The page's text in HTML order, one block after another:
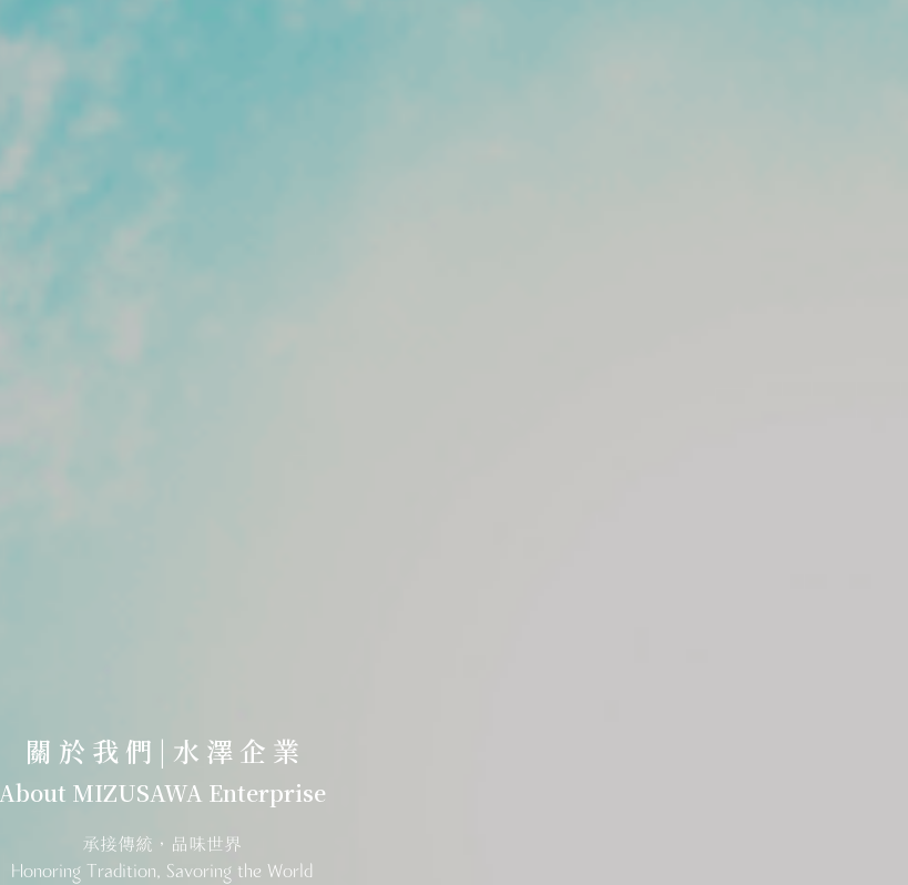
關 於 我 們 | 水 澤 企 業
About MIZUSAWA Enterprise
承接傳統，品味世界
Honoring Tradition, Savoring the World